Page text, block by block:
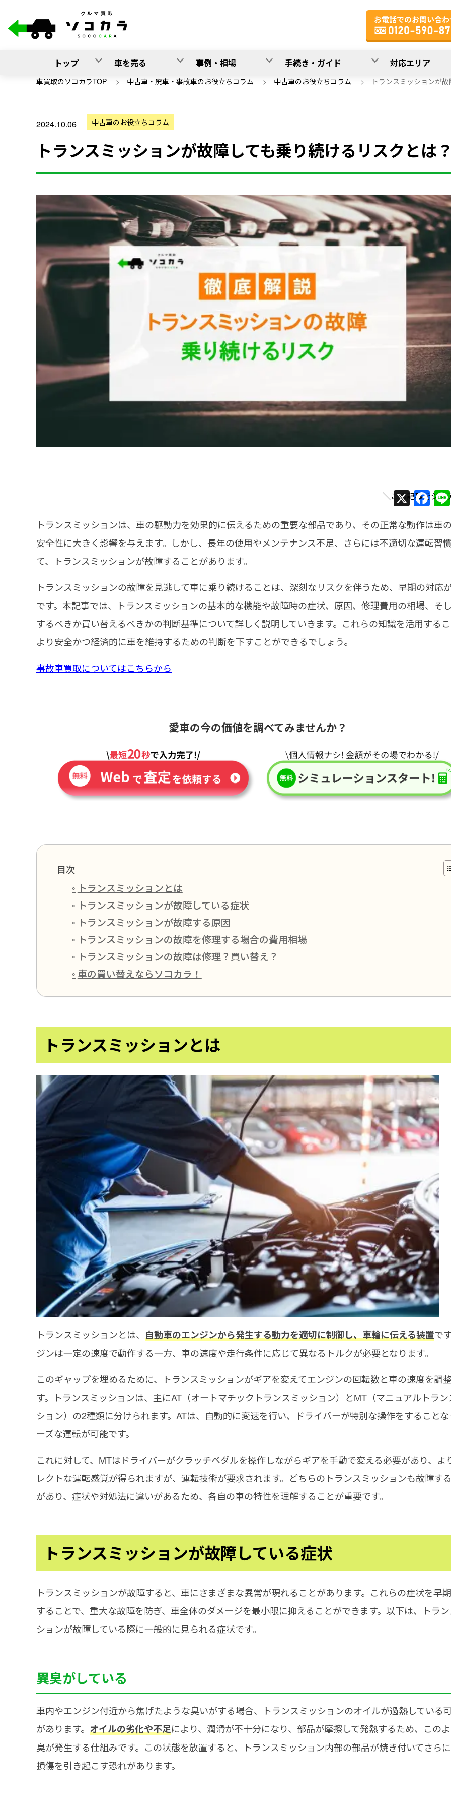
トップ 車を売る 事例・相場 手続き・ガイド 対応エリア
車買取のソコカラTOP > 中古車・廃車・事故車のお役立ちコラム > 中古車のお役立ちコラム > トランスミッションが
2024.10.06 中古車のお役立ちコラム
トランスミッションが故障しても乗り続けるリスクとは
X F
a
c
e
o
o
k
トランスミッションは、車の駆動力を効果的に伝えるための重要な部品であり、その正常な動作は車
安全性に大きく影響を与えます。 しかし、長年の使用やメンテナンス不足、さらには不適切な運転習
て、トランスミッションが故障することがあります。
トランスミッションの故障を見逃して車に乗り続けることは、深刻なリスクを伴うため、早期の対応
です。 本記事では、トランスミッションの基本的な機能や故障時の症状、原因、修理費用の相場、そ
するべきか買い替えるべきかの判断基準について詳しく説明していきます。 これらの知識を活用する
より安全かつ経済的に車を維持するための判断を下すことができるでしょう。
事故車買取についてはこちらから
愛車の今の価値を調べてみませんか？
目次
トランスミッションとは
トランスミッションが故障している症状
トランスミッションが故障する原因
トランスミッションの故障を修理する場合の費用相場
トランスミッションの故障は修理？買い替え？
車の買い替えならソコカラ！
トランスミッションとは
トランスミッションとは、 自動車のエンジンから発生する動力を適切に制御し、車輪に伝える装置で
ジンは一定の速度で動作する一方、車の速度や走行条件に応じて異なるトルクが必要となります。
このギャップを埋めるために、トランスミッションがギアを変えてエンジンの回転数と車の速度を調
す。トランスミッションは、主にAT（オートマチックトランスミッション）とMT（マニュアルトラ
ション）の2種類に分けられます。 ATは、自動的に変速を行い、ドライバーが特別な操作をすること
ーズな運転が可能です。
これに対して、MTはドライバーがクラッチペダルを操作しながらギアを手動で変える必要があり、よ
レクトな運転感覚が得られますが、運転技術が要求されます。どちらのトランスミッションも故障す
があり、症状や対処法に違いがあるため、各自の車の特性を理解することが重要です。
トランスミッションが故障している症状
トランスミッションが故障すると、車にさまざまな異常が現れることがあります。これらの症状を早
することで、重大な故障を防ぎ、車全体のダメージを最小限に抑えることができます。以下は、トラ
ションが故障している際に一般的に見られる症状です。
異臭がしている
車内やエンジン付近から焦げたような臭いがする場合、トランスミッションのオイルが過熱している
があります。 オイルの劣化や不足により、潤滑が不十分になり、部品が摩擦して発熱するため、この
臭が発生する仕組みです。この状態を放置すると、トランスミッション内部の部品が焼き付いてさら
損傷を引き起こす恐れがあります。